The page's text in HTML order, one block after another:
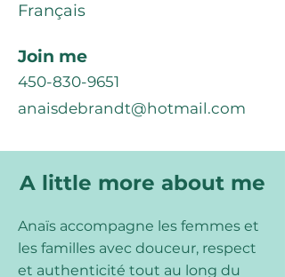
Français
Join me
450-830-9651
anaisdebrandt@hotmail.com
A little more about me
Anaïs accompagne les femmes et
les familles avec douceur, respect
et authenticité tout au long du